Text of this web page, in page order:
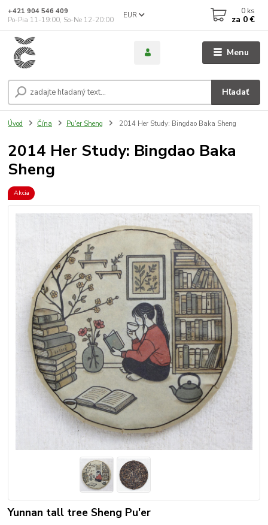
Menu
EUR
Hľadať
+421 904 546 409
Po-Pia 11-19:00, So-Ne 12-20:00
0 ks
za 0 €
Úvod Čína Pu'er Sheng 2014 Her Study: Bingdao Baka Sheng
2014 Her Study: Bingdao Baka
Sheng
Akcia
Yunnan tall tree Sheng Pu'er